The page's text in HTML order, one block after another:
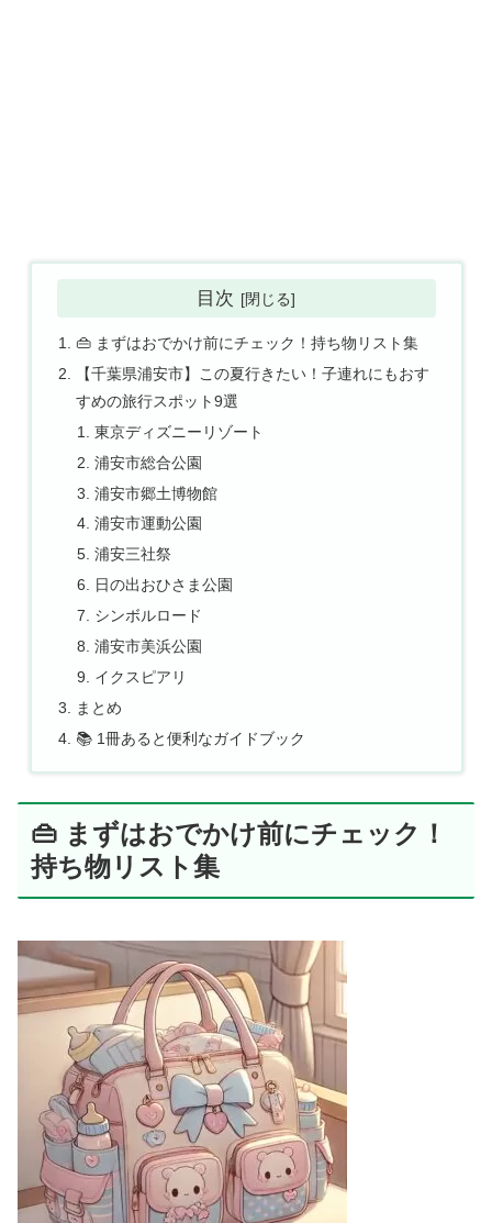
目次
👜 まずはおでかけ前にチェック！持ち物リスト集
【千葉県浦安市】この夏行きたい！子連れにもおす
すめの旅行スポット9選
東京ディズニーリゾート
浦安市総合公園
浦安市郷土博物館
浦安市運動公園
浦安三社祭
日の出おひさま公園
シンボルロード
浦安市美浜公園
イクスピアリ
まとめ
📚 1冊あると便利なガイドブック
👜 まずはおでかけ前にチェック！
持ち物リスト集